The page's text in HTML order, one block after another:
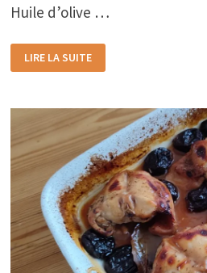
Huile d’olive …
AU
FOUR
MOUTARDE
LIRE LA SUITE